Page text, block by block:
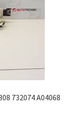
732074 A04068